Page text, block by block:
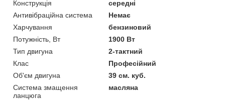
Конструкція
середні
Антивібраційна система
Немає
Харчування
бензиновий
Потужність, Вт
1900 Вт
Тип двигуна
2-тактний
Клас
Професійний
Об'єм двигуна
39 см. куб.
Система змащення
ланцюга
масляна